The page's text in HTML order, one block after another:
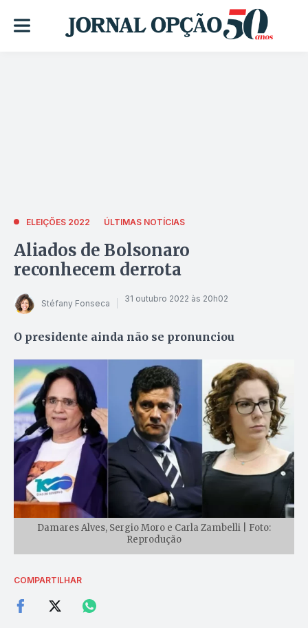
ELEIÇÕES 2022 ÚLTIMAS NOTÍCIAS
Aliados de Bolsonaro
reconhecem derrota
Stéfany Fonseca 31 outubro 2022 às 20h02
O presidente ainda não se pronunciou
Damares Alves, Sergio Moro e Carla Zambelli | Foto:
Reprodução
COMPARTILHAR